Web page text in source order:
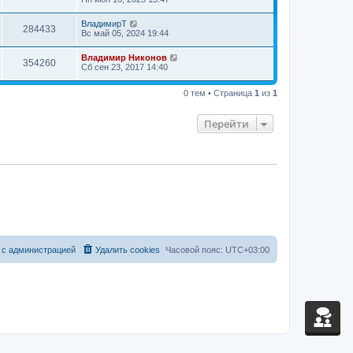
н
и
о
б
щ
е
ю
у
о
о
б
щ
н
н
е
м
у
с
о
284433
ВладимирТ
Вс май 05, 2024 19:44
354260
Владимир Никонов
Сб сен 23, 2017 14:40
0 тем • Страница 1 из 1
Перейти
Часовой пояс: UTC+03:00
Удалить cookies
администрацией